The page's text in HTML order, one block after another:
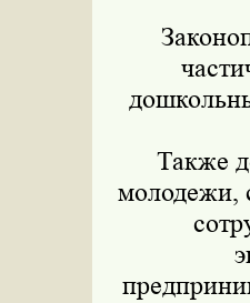
Также
молодежи,